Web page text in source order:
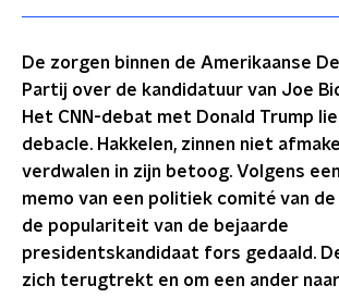
De zorgen binnen de Amerikaanse
Partij over de kandidatuur van Joe
Het CNN-debat met Donald Trump
debacle. Hakkelen, zinnen niet
verdwalen in zijn betoog. Volgens
memo van een politiek comité van
de populariteit van de bejaarde
presidentskandidaat fors gedaald.
zich terugtrekt en om een ander